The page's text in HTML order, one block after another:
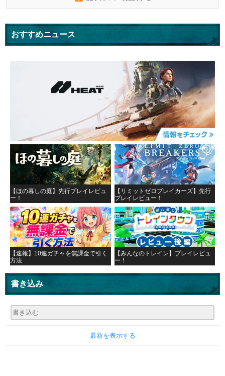
おすすめニュース
【ほの暮しの庭】先行プレイレビュ
ー！
【リミットゼロブレイカーズ】先行
プレイレビュー！
【速報】10連ガチャを無課金で引く
方法
【みんなのトレイン】プレイレビュ
ー！
書き込み
最新を表示する